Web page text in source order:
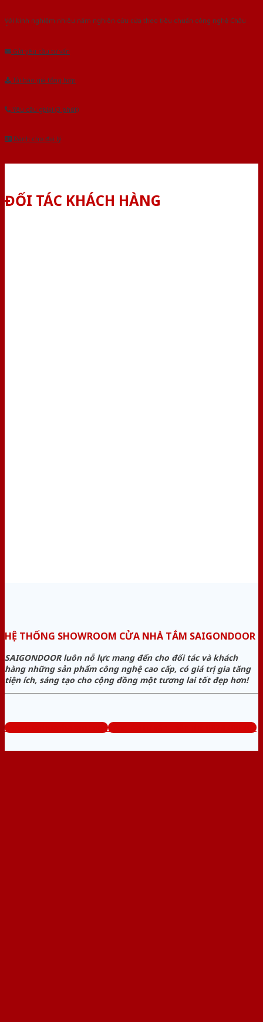
Với kinh nghiệm nhiêu năm nghiên cứu cửa theo tiêu chuẩn công nghệ Châu
Gửi yêu cầu tư vấn
Tải báo giá tổng hợp
Yêu cầu gọi lại (3 phút)
Dành cho đại lý
ĐỐI TÁC KHÁCH HÀNG
HỆ THỐNG SHOWROOM CỬA NHÀ TẮM SAIGONDOOR
SAIGONDOOR luôn nỗ lực mang đến cho đối tác và khách
hàng những sản phẩm công nghệ cao cấp, có giá trị gia tăng
tiện ích, sáng tạo cho cộng đồng một tương lai tốt đẹp hơn!
www.cuanhuanhatam.com Tổng đài tư vấn miễn phí: 0824.400.400